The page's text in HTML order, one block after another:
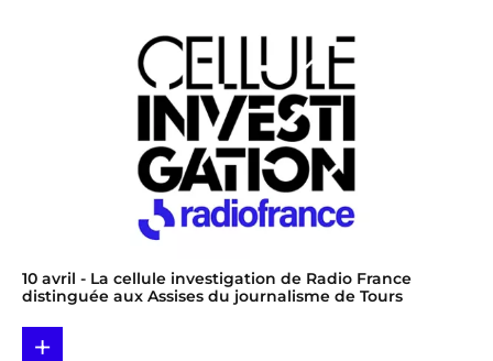
10 avril - La cellule investigation de Radio France
distinguée aux Assises du journalisme de Tours
+